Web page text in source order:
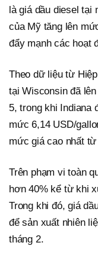
là giá dầu diesel tại
của Mỹ tăng lên
đẩy mạnh các hoạt
Theo dữ liệu từ
tại Wisconsin đã
5, trong khi Indiana
mức 6,14 USD/
mức giá cao nhất
Trên phạm vi toàn
hơn 40% kể từ khi
Trong khi đó, giá
để sản xuất nhiên
tháng 2.